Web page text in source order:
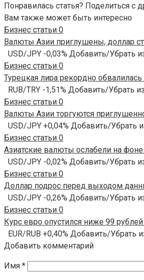
Понравилась статья? Поделиться с
Вам также может быть интересно
Бизнес статьи 0
Валюты Азии приглушены, доллар
USD/JPY -0,03% Добавить/Убрать
Бизнес статьи 0
Турецкая лира рекордно
RUB/TRY -1,51% Добавить/Убрать
Бизнес статьи 0
Валюты Азии торгуются
USD/JPY +0,04% Добавить/Убрать
Бизнес статьи 0
Азиатские валюты ослабели на
USD/JPY -0,02% Добавить/Убрать
Бизнес статьи 0
Доллар подрос перед выходом
USD/JPY -0,26% Добавить/Убрать
Бизнес статьи 0
Курс евро опустился ниже 99
EUR/RUB +0,40% Добавить/
Добавить комментарий
Имя *